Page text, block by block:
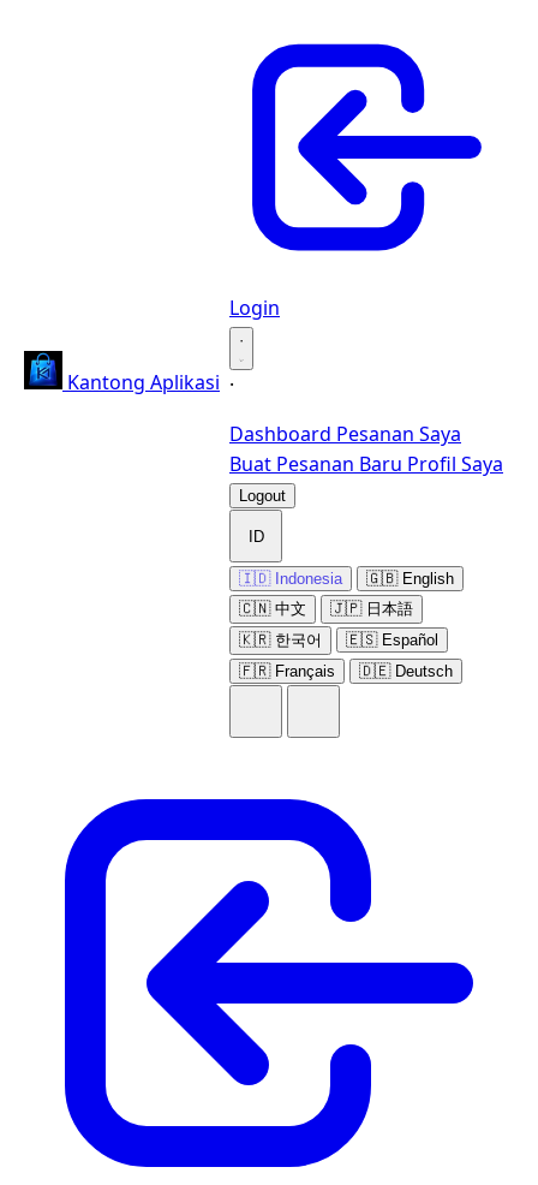
Kantong Aplikasi
Login
·
·
Dashboard Pesanan Saya
Buat Pesanan Baru Profil Saya
Logout
ID
🇮🇩 Indonesia
🇬🇧 English
🇨🇳 中文
🇯🇵 日本語
🇰🇷 한국어
🇪🇸 Español
🇫🇷 Français
🇩🇪 Deutsch